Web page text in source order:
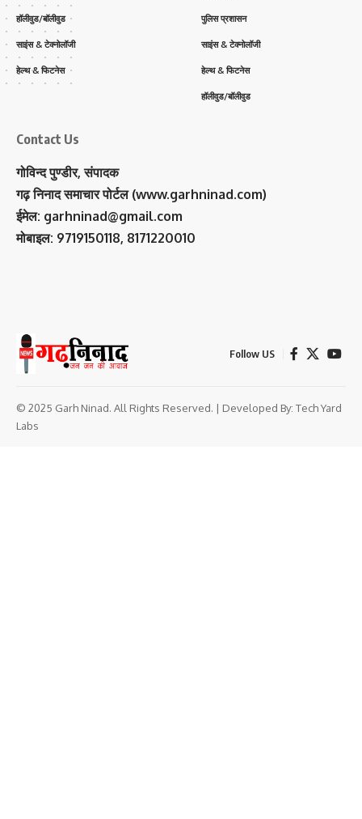
हॉलीवुड/बॉलीवुड
साइंस & टेक्नोलॉजी
हेल्थ & फिटनेस
पुलिस प्रशासन
साइंस & टेक्नोलॉजी
हेल्थ & फिटनेस
हॉलीवुड/बॉलीवुड
Contact Us
गोविन्द पुण्डीर, संपादक
गढ़ निनाद समाचार पोर्टल (www.garhninad.com)
ईमेल: garhninad@gmail.com
मोबाइल: 9719150118, 8171220010
Follow US
© 2025 Garh Ninad. All Rights Reserved. | Developed By: Tech Yard
Labs